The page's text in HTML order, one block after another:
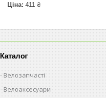
Ціна: 411 ₴
Каталог
Велозапчасті
Велоаксесуари